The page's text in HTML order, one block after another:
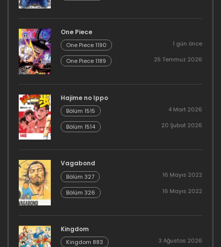
One Piece
One Piece 1190 1 gün önce
One Piece 1189 25 Temmuz 2026
Hajime no Ippo
Bölüm 1515 4 Mart 2026
Bölüm 1514 20 Şubat 2026
Vagabond
Bölüm 327 16 Mayıs 2022
Bölüm 326 16 Mayıs 2022
Kingdom
Kingdom 883 3 Ağustos 2026